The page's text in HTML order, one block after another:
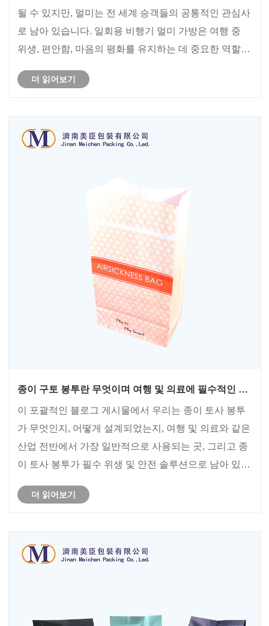
될 수 있지만, 멀미는 전 세계 승객들의 공통적인 관심사
로 남아 있습니다. 일회용 비행기 멀미 가방은 여행 중
위생, 편안함, 마음의 평화를 유지하는 데 중요한 역할을
러한 간단하면서도 효과적인 제품은 예상치 못한 불편
더 읽어보기
종이 구토 봉투란 무엇이며 여행 및 의료에 필수적인 이
이 포괄적인 블로그 게시물에서 우리는 종이 토사 봉투
가 무엇인지, 어떻게 설계되었는지, 여행 및 의료와 같은
산업 전반에서 가장 일반적으로 사용되는 곳, 그리고 종
이 토사 봉투가 필수 위생 및 안전 솔루션으로 남아 있는
사례, 환경 고려 사항 및 Meichen과 같은 회사가 고객에
더 읽어보기